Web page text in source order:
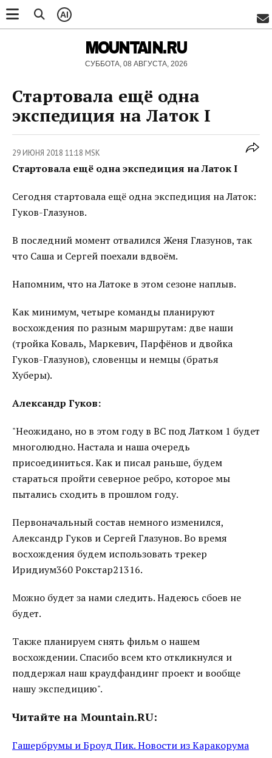
AI
MOUNTAIN.RU
СУББОТА, 08 АВГУСТА, 2026
Стартовала ещё одна
экспедиция на Латок I
29 ИЮНЯ 2018 11:18 MSK
Стартовала ещё одна экспедиция на Латок I
Сегодня стартовала ещё одна экспедиция на Латок:
Гуков-Глазунов.
В последний момент отвалился Женя Глазунов, так
что Саша и Сергей поехали вдвоём.
Напомним, что на Латоке в этом сезоне наплыв.
Как минимум, четыре команды планируют
восхождения по разным маршрутам: две наши
(тройка Коваль, Маркевич, Парфёнов и двойка
Гуков-Глазунов), словенцы и немцы (братья
Хуберы).
Александр Гуков:
"Неожидано, но в этом году в ВС под Латком 1 будет
многолюдно. Настала и наша очередь
присоединиться. Как и писал раньше, будем
стараться пройти северное ребро, которое мы
пытались сходить в прошлом году.
Первоначальный состав немного изменился,
Александр Гуков и Сергей Глазунов. Во время
восхождения будем использовать трекер
Иридиум360 Рокстар21316.
Можно будет за нами следить. Надеюсь сбоев не
будет.
Также планируем снять фильм о нашем
восхождении. Спасибо всем кто откликнулся и
поддержал наш краудфандинг проект и вообще
нашу экспедицию".
Читайте на Mountain.RU:
Гашербрумы и Броуд Пик. Новости из Каракорума